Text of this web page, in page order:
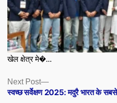
खेल क्षेत्र मे�...
Posts
navigation
Next Post
Next
post:
स्वच्छ सर्वेक्षण 2025: मदुरै भारत के